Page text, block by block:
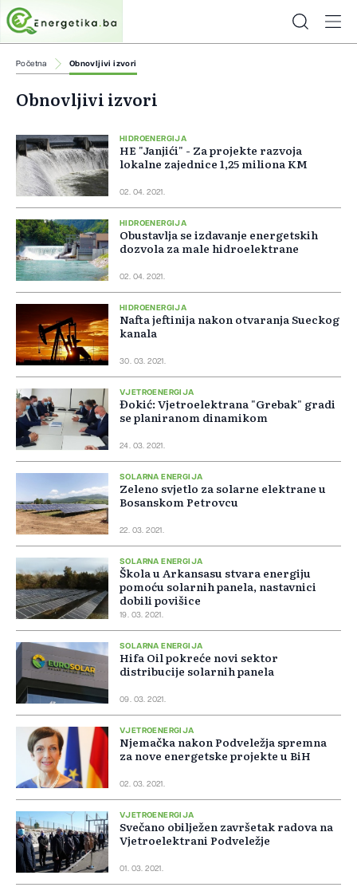
Početna Obnovljivi izvori
Obnovljivi izvori
HIDROENERGIJA
HE "Janjići" - Za projekte razvoja
lokalne zajednice 1,25 miliona KM
02. 04. 2021.
HIDROENERGIJA
Obustavlja se izdavanje energetskih
dozvola za male hidroelektrane
02. 04. 2021.
HIDROENERGIJA
Nafta jeftinija nakon otvaranja Sueckog
kanala
30. 03. 2021.
VJETROENERGIJA
Đokić: Vjetroelektrana "Grebak" gradi
se planiranom dinamikom
24. 03. 2021.
SOLARNA ENERGIJA
Zeleno svjetlo za solarne elektrane u
Bosanskom Petrovcu
22. 03. 2021.
SOLARNA ENERGIJA
Škola u Arkansasu stvara energiju
pomoću solarnih panela, nastavnici
dobili povišice
19. 03. 2021.
SOLARNA ENERGIJA
Hifa Oil pokreće novi sektor
distribucije solarnih panela
09. 03. 2021.
VJETROENERGIJA
Njemačka nakon Podveležja spremna
za nove energetske projekte u BiH
02. 03. 2021.
VJETROENERGIJA
Svečano obilježen završetak radova na
Vjetroelektrani Podveležje
01. 03. 2021.